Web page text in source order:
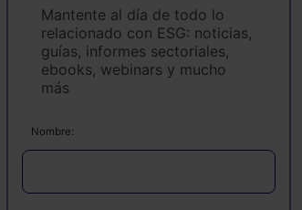
Mantente al día de todo lo
relacionado con ESG: noticias,
guías, informes sectoriales,
ebooks, webinars y mucho
más
Nombre: